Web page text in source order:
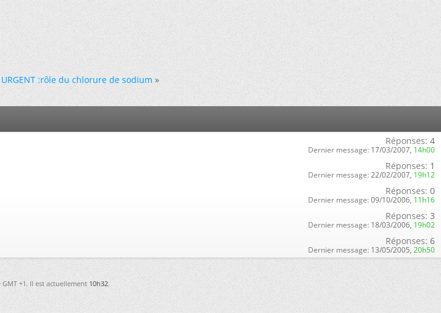
URGENT :rôle du chlorure de sodium »
Réponses: 4
Dernier message: 17/03/2007, 14h00
Réponses: 1
Dernier message: 22/02/2007, 19h12
Réponses: 0
Dernier message: 09/10/2006, 11h16
Réponses: 3
Dernier message: 18/03/2006, 19h02
Réponses: 6
Dernier message: 13/05/2005, 20h50
GMT +1. Il est actuellement10h32.